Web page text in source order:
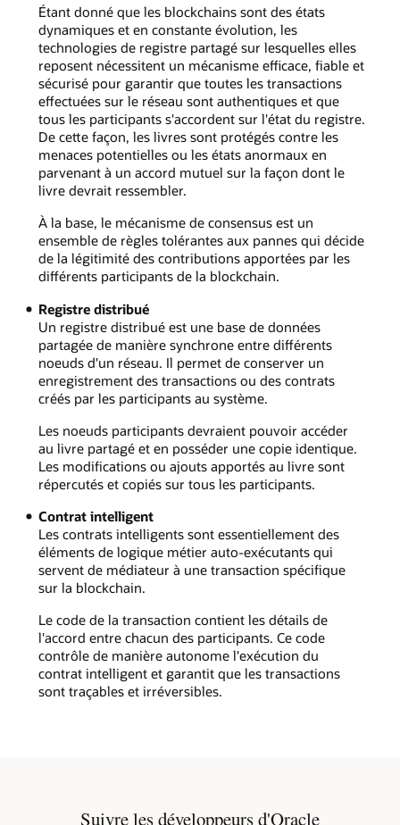
Étant donné que les blockchains sont des états
dynamiques et en constante évolution, les
technologies de registre partagé sur lesquelles elles
reposent nécessitent un mécanisme efficace, fiable et
sécurisé pour garantir que toutes les transactions
effectuées sur le réseau sont authentiques et que
tous les participants s'accordent sur l'état du registre.
De cette façon, les livres sont protégés contre les
menaces potentielles ou les états anormaux en
parvenant à un accord mutuel sur la façon dont le
livre devrait ressembler.
À la base, le mécanisme de consensus est un
ensemble de règles tolérantes aux pannes qui décide
de la légitimité des contributions apportées par les
différents participants de la blockchain.
Registre distribué
Un registre distribué est une base de données
partagée de manière synchrone entre différents
noeuds d'un réseau. Il permet de conserver un
enregistrement des transactions ou des contrats
créés par les participants au système.
Les noeuds participants devraient pouvoir accéder
au livre partagé et en posséder une copie identique.
Les modifications ou ajouts apportés au livre sont
répercutés et copiés sur tous les participants.
Contrat intelligent
Les contrats intelligents sont essentiellement des
éléments de logique métier auto-exécutants qui
servent de médiateur à une transaction spécifique
sur la blockchain.
Le code de la transaction contient les détails de
l'accord entre chacun des participants. Ce code
contrôle de manière autonome l'exécution du
contrat intelligent et garantit que les transactions
sont traçables et irréversibles.
Suivre les développeurs d'Oracle